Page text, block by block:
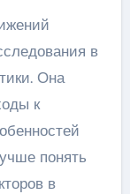
в
Она
к
понять
в